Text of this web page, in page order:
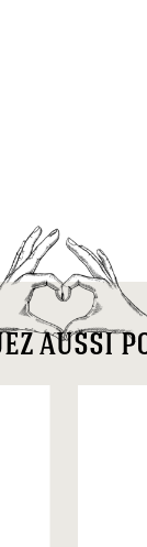
aussi